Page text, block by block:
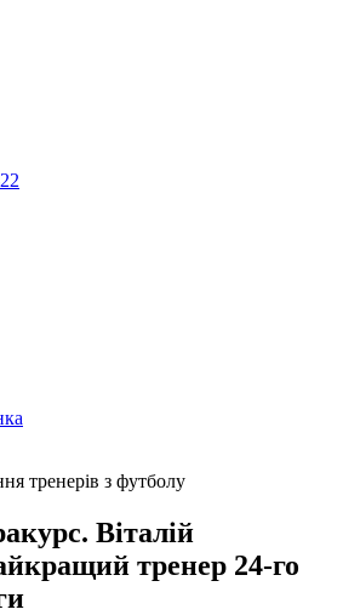
тренерів з футболу
Віталій
тренер 24-го